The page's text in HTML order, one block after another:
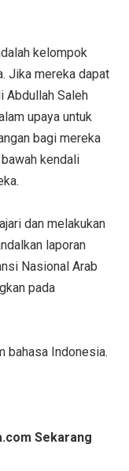
kelompok
Jika mereka dapat
Abdullah Saleh
upaya untuk
bagi mereka
kendali
dan melakukan
laporan
Nasional Arab
pada
bahasa Indonesia.
Sekarang